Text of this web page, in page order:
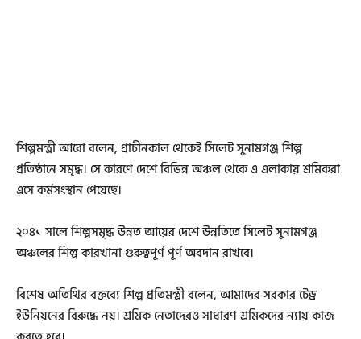
শিল্পমন্ত্রী আরো বলেন, প্রাচীনকাল থেকেই সিলেট সুনামগঞ্জ শিল্প
প্রতিষ্ঠানে সমৃদ্ধ। সে কারণে দেশে বিভিন্ন অঞ্চল থেকে এ এলাকায় শ্রমিকরা
এসে কর্মসংস্থান পেয়েছে।
২০৪১ সালে শিল্পসমৃদ্ধ উন্নত আয়ের দেশে উন্নতিতে সিলেট সুনামগঞ্জ
অঞ্চলের শিল্প কারখানা গুরুত্বপূর্ণ পূর্ণ অবদান রাখবে।
বিশেষ অতিথির বক্তব্যে শিল্প প্রতিমন্ত্রী বলেন, আমাদের সরকার টেড্র
ইউনিয়নের বিরুদ্ধে নয়। শ্রমিক নেতাদেরও সাধারণ শ্রমিকদের ন্যায় কাজ